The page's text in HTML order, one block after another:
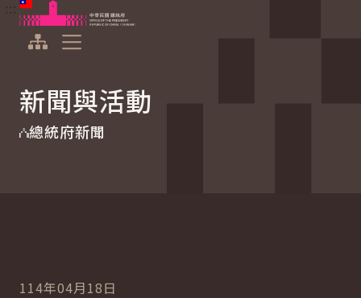
跳到主要內容
中華民國總統府
新聞與活動
總統府新聞
114年04月18日